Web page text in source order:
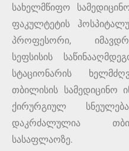
სახელმწიფო
ფაკულტეტის
პროფესორი,
სეფსისის
სტაციონარის
თბილისის სამედიცინო
ქირურგიულ
დაკრძალულია
სასაფლაოზე.